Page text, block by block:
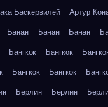
Баскервилей Артур
Банан Банан Банан
Бангкок Бангкок
Бангкок Бангкок
Берлин Берлин